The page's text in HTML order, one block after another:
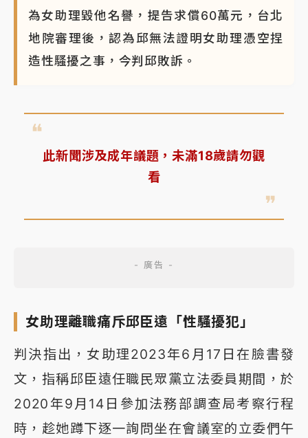
為女助理毀他名譽，提告求償60萬元，台北
地院審理後，認為邱無法證明女助理憑空捏
造性騷擾之事，今判邱敗訴。
此新聞涉及成年議題，未滿18歲請勿觀
看
女助理離職痛斥邱臣遠「性騷擾犯」
判決指出，女助理2023年6月17日在臉書發
文，指稱邱臣遠任職民眾黨立法委員期間，於
2020年9月14日參加法務部調查局考察行程
時，趁她蹲下逐一詢問坐在會議室的立委們午